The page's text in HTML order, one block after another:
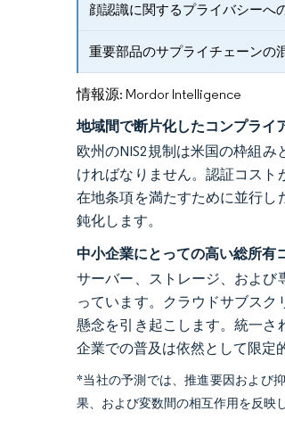
顔認識に関するプライバシーへ
重要部品のサプライチェーンの
情報源: Mordor Intelligence
地域間で断片化したコンプライ
欧州のNIS2規制は米国の枠組
ければなりません。認証コス
在地条項を満たすために並行し
鈍化します。
中小企業にとっての高い総所有
サーバー、ストレージ、および
っています。クラウドサブス
懸念を引き起こします。統一さ
企業での普及は依然として限定
*当社の予測では、推進要因および
果、および変数間の相互作用を反映